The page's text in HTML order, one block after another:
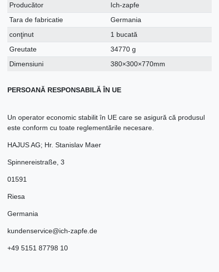
Producător
Ich-zapfe
Tara de fabricatie
Germania
conţinut
1 bucată
Greutate
34770 g
Dimensiuni
380×300×770mm
PERSOANĂ RESPONSABILĂ ÎN UE
Un operator economic stabilit în UE care se asigură că produsul
este conform cu toate reglementările necesare.
HAJUS AG; Hr. Stanislav Maer
Spinnereistraße 3
01591
Riesa
Germania
kundenservice@ich-zapfe.de
+49 5151 87798 10